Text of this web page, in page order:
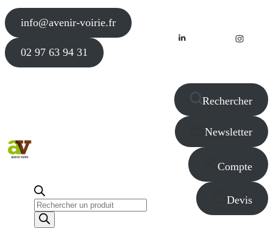
info@avenir-voirie.fr
02 97 63 94 31
Recherche
de
produits
Rechercher
Newsletter
Compte
Devis